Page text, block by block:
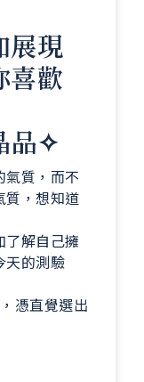
展現
喜歡
品✧
氣質，而不
質，想知道
了解自己擁
天的測驗
憑直覺選出